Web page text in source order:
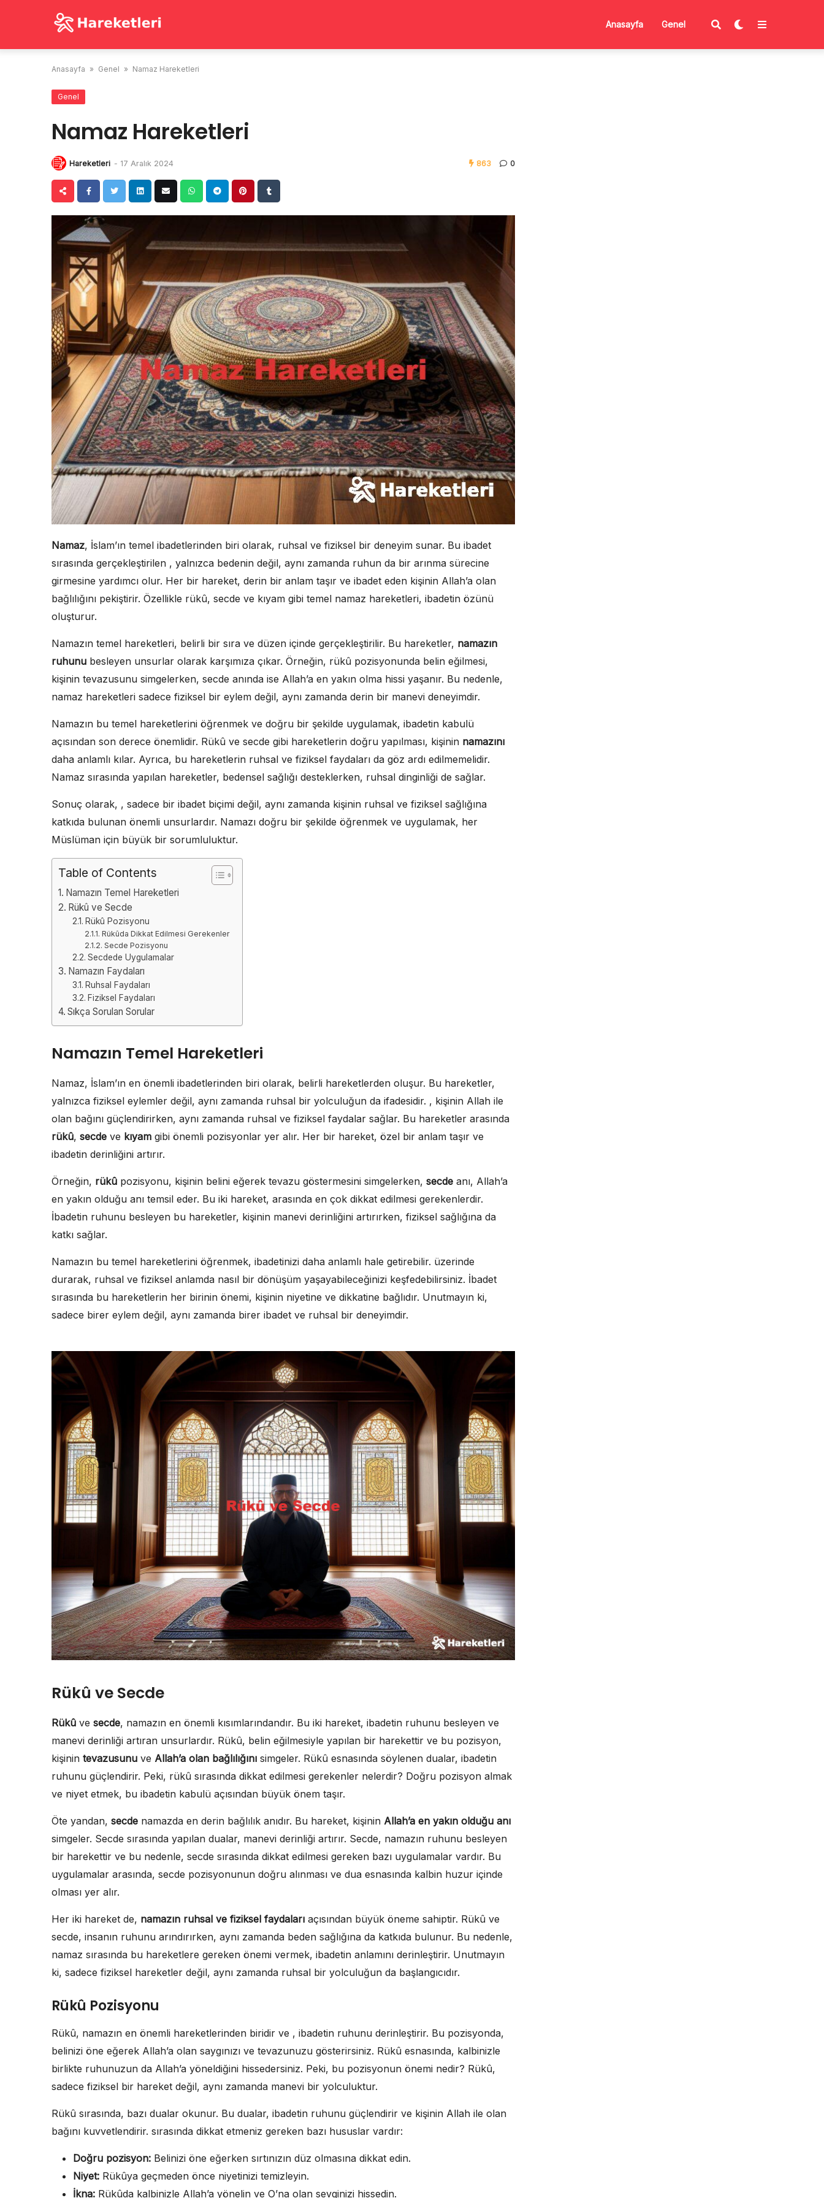
Anasayfa Genel
Anasayfa » Genel » Namaz Hareketleri
Genel
Namaz Hareketleri
Hareketleri - 17 Aralık 2024 863 0
Namaz, İslam’ın temel ibadetlerinden biri olarak, ruhsal ve fiziksel bir deneyim sunar. Bu ibadet
sırasında gerçekleştirilen , yalnızca bedenin değil, aynı zamanda ruhun da bir arınma sürecine
girmesine yardımcı olur. Her bir hareket, derin bir anlam taşır ve ibadet eden kişinin Allah’a olan
bağlılığını pekiştirir. Özellikle rükû, secde ve kıyam gibi temel namaz hareketleri, ibadetin özünü
oluşturur.
Namazın temel hareketleri, belirli bir sıra ve düzen içinde gerçekleştirilir. Bu hareketler, namazın
ruhunu besleyen unsurlar olarak karşımıza çıkar. Örneğin, rükû pozisyonunda belin eğilmesi,
kişinin tevazusunu simgelerken, secde anında ise Allah’a en yakın olma hissi yaşanır. Bu nedenle,
namaz hareketleri sadece fiziksel bir eylem değil, aynı zamanda derin bir manevi deneyimdir.
Namazın bu temel hareketlerini öğrenmek ve doğru bir şekilde uygulamak, ibadetin kabulü
açısından son derece önemlidir. Rükû ve secde gibi hareketlerin doğru yapılması, kişinin namazını
daha anlamlı kılar. Ayrıca, bu hareketlerin ruhsal ve fiziksel faydaları da göz ardı edilmemelidir.
Namaz sırasında yapılan hareketler, bedensel sağlığı desteklerken, ruhsal dinginliği de sağlar.
Sonuç olarak, , sadece bir ibadet biçimi değil, aynı zamanda kişinin ruhsal ve fiziksel sağlığına
katkıda bulunan önemli unsurlardır. Namazı doğru bir şekilde öğrenmek ve uygulamak, her
Müslüman için büyük bir sorumluluktur.
Table of Contents
Namazın Temel Hareketleri
Rükû ve Secde
Rükû Pozisyonu
Rükûda Dikkat Edilmesi Gerekenler
Secde Pozisyonu
Secdede Uygulamalar
Namazın Faydaları
Ruhsal Faydaları
Fiziksel Faydaları
Sıkça Sorulan Sorular
Namazın Temel Hareketleri
Namaz, İslam’ın en önemli ibadetlerinden biri olarak, belirli hareketlerden oluşur. Bu hareketler,
yalnızca fiziksel eylemler değil, aynı zamanda ruhsal bir yolculuğun da ifadesidir. , kişinin Allah ile
olan bağını güçlendirirken, aynı zamanda ruhsal ve fiziksel faydalar sağlar. Bu hareketler arasında
rükû, secde ve kıyam gibi önemli pozisyonlar yer alır. Her bir hareket, özel bir anlam taşır ve
ibadetin derinliğini artırır.
Örneğin, rükû pozisyonu, kişinin belini eğerek tevazu göstermesini simgelerken, secde anı, Allah’a
en yakın olduğu anı temsil eder. Bu iki hareket, arasında en çok dikkat edilmesi gerekenlerdir.
İbadetin ruhunu besleyen bu hareketler, kişinin manevi derinliğini artırırken, fiziksel sağlığına da
katkı sağlar.
Namazın bu temel hareketlerini öğrenmek, ibadetinizi daha anlamlı hale getirebilir. üzerinde
durarak, ruhsal ve fiziksel anlamda nasıl bir dönüşüm yaşayabileceğinizi keşfedebilirsiniz. İbadet
sırasında bu hareketlerin her birinin önemi, kişinin niyetine ve dikkatine bağlıdır. Unutmayın ki,
sadece birer eylem değil, aynı zamanda birer ibadet ve ruhsal bir deneyimdir.
Rükû ve Secde
Rükû ve secde, namazın en önemli kısımlarındandır. Bu iki hareket, ibadetin ruhunu besleyen ve
manevi derinliği artıran unsurlardır. Rükû, belin eğilmesiyle yapılan bir harekettir ve bu pozisyon,
kişinin tevazusunu ve Allah’a olan bağlılığını simgeler. Rükû esnasında söylenen dualar, ibadetin
ruhunu güçlendirir. Peki, rükû sırasında dikkat edilmesi gerekenler nelerdir? Doğru pozisyon almak
ve niyet etmek, bu ibadetin kabulü açısından büyük önem taşır.
Öte yandan, secde namazda en derin bağlılık anıdır. Bu hareket, kişinin Allah’a en yakın olduğu anı
simgeler. Secde sırasında yapılan dualar, manevi derinliği artırır. Secde, namazın ruhunu besleyen
bir harekettir ve bu nedenle, secde sırasında dikkat edilmesi gereken bazı uygulamalar vardır. Bu
uygulamalar arasında, secde pozisyonunun doğru alınması ve dua esnasında kalbin huzur içinde
olması yer alır.
Her iki hareket de, namazın ruhsal ve fiziksel faydaları açısından büyük öneme sahiptir. Rükû ve
secde, insanın ruhunu arındırırken, aynı zamanda beden sağlığına da katkıda bulunur. Bu nedenle,
namaz sırasında bu hareketlere gereken önemi vermek, ibadetin anlamını derinleştirir. Unutmayın
ki, sadece fiziksel hareketler değil, aynı zamanda ruhsal bir yolculuğun da başlangıcıdır.
Rükû Pozisyonu
Rükû, namazın en önemli hareketlerinden biridir ve , ibadetin ruhunu derinleştirir. Bu pozisyonda,
belinizi öne eğerek Allah’a olan saygınızı ve tevazunuzu gösterirsiniz. Rükû esnasında, kalbinizle
birlikte ruhunuzun da Allah’a yöneldiğini hissedersiniz. Peki, bu pozisyonun önemi nedir? Rükû,
sadece fiziksel bir hareket değil, aynı zamanda manevi bir yolculuktur.
Rükû sırasında, bazı dualar okunur. Bu dualar, ibadetin ruhunu güçlendirir ve kişinin Allah ile olan
bağını kuvvetlendirir. sırasında dikkat etmeniz gereken bazı hususlar vardır:
Doğru pozisyon: Belinizi öne eğerken sırtınızın düz olmasına dikkat edin.
Niyet: Rükûya geçmeden önce niyetinizi temizleyin.
İkna: Rükûda kalbinizle Allah’a yönelin ve O’na olan sevginizi hissedin.